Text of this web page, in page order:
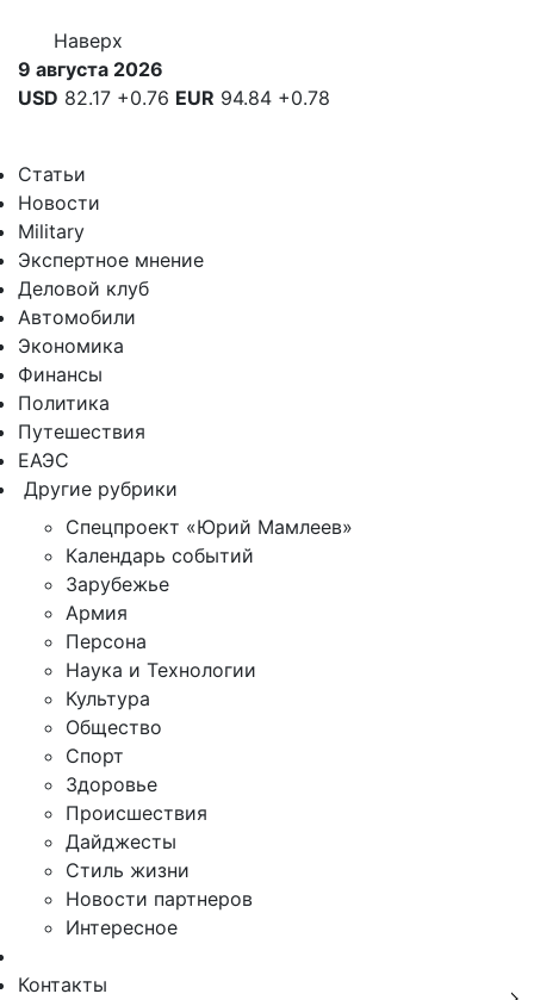
Наверх
9 августа 2026
USD 82.17 +0.76 EUR 94.84 +0.78
Статьи
Новости
Military
Экспертное мнение
Деловой клуб
Автомобили
Экономика
Финансы
Политика
Путешествия
ЕАЭС
Другие рубрики
Спецпроект «Юрий Мамлеев»
Календарь событий
Зарубежье
Армия
Персона
Наука и Технологии
Культура
Общество
Спорт
Здоровье
Происшествия
Дайджесты
Стиль жизни
Новости партнеров
Интересное
Контакты